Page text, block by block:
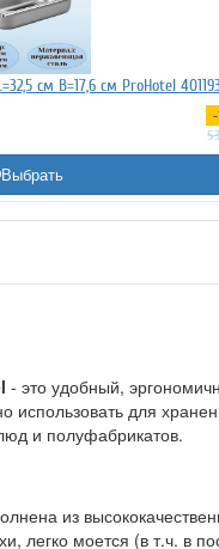
см B=17,6 см ProHotel
-
Выбрать
- это удобный,
использовать для
и полуфабрикатов.
из
легко моется (в т.ч. в